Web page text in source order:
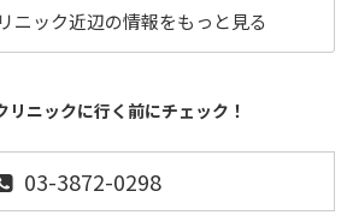
ニック近辺の情報をもっと見る
リニックに行く前にチェック！
03-3872-0298